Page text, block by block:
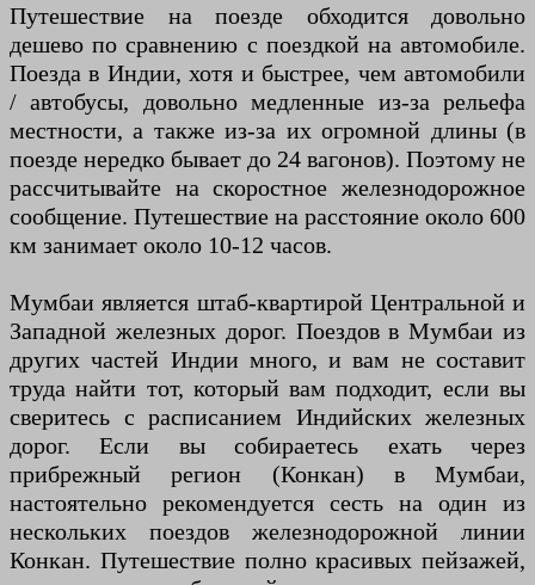
Путешествие на поезде обходится довольно
дешево по сравнению с поездкой на автомобиле.
Поезда в Индии, хотя и быстрее, чем автомобили
/ автобусы, довольно медленные из-за рельефа
местности, а также из-за их огромной длины (в
поезде нередко бывает до 24 вагонов). Поэтому не
рассчитывайте на скоростное железнодорожное
сообщение. Путешествие на расстояние около 600
км занимает около 10-12 часов.
Мумбаи является штаб-квартирой Центральной и
Западной железных дорог. Поездов в Мумбаи из
других частей Индии много, и вам не составит
труда найти тот, который вам подходит, если вы
сверитесь с расписанием Индийских железных
дорог. Если вы собираетесь ехать через
прибрежный регион (Конкан) в Мумбаи,
настоятельно рекомендуется сесть на один из
нескольких поездов железнодорожной линии
Конкан. Путешествие полно красивых пейзажей,